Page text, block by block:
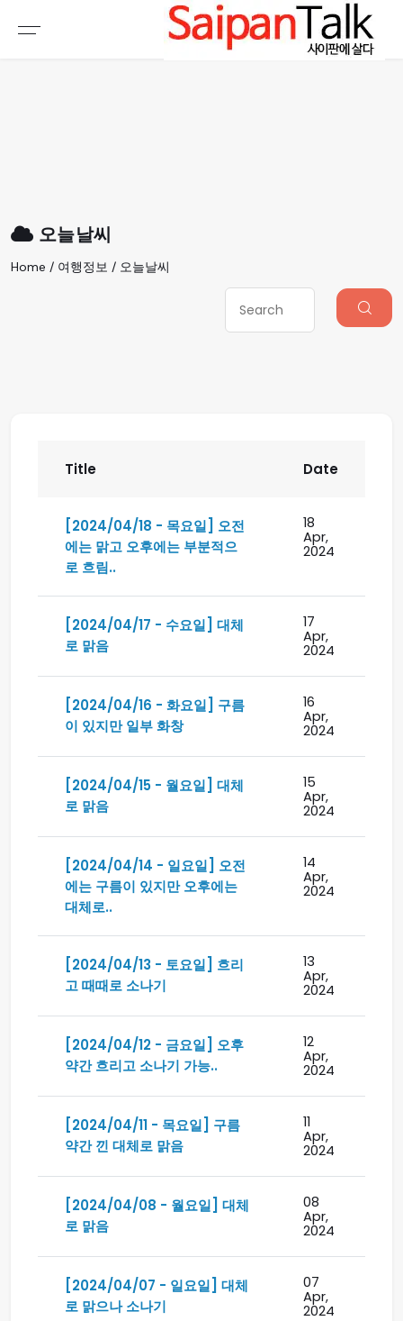
오늘날씨
Home / 여행정보 / 오늘날씨
Title Date
[2024/04/18 - 목요일] 오전
에는 맑고 오후에는 부분적으
로 흐림..
18
Apr,
2024
[2024/04/17 - 수요일] 대체
로 맑음
17
Apr,
2024
[2024/04/16 - 화요일] 구름
이 있지만 일부 화창
16
Apr,
2024
[2024/04/15 - 월요일] 대체
로 맑음
15
Apr,
2024
[2024/04/14 - 일요일] 오전
에는 구름이 있지만 오후에는
대체로..
14
Apr,
2024
[2024/04/13 - 토요일] 흐리
고 때때로 소나기
13
Apr,
2024
[2024/04/12 - 금요일] 오후
약간 흐리고 소나기 가능..
12
Apr,
2024
[2024/04/11 - 목요일] 구름
약간 낀 대체로 맑음
11
Apr,
2024
[2024/04/08 - 월요일] 대체
로 맑음
08
Apr,
2024
[2024/04/07 - 일요일] 대체
로 맑으나 소나기
07
Apr,
2024
여행정보
생활정보
갤러리 & 동영상